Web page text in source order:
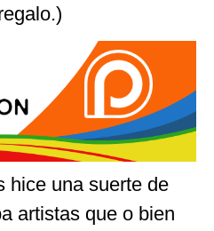
hice una suerte de
artistas que o bien